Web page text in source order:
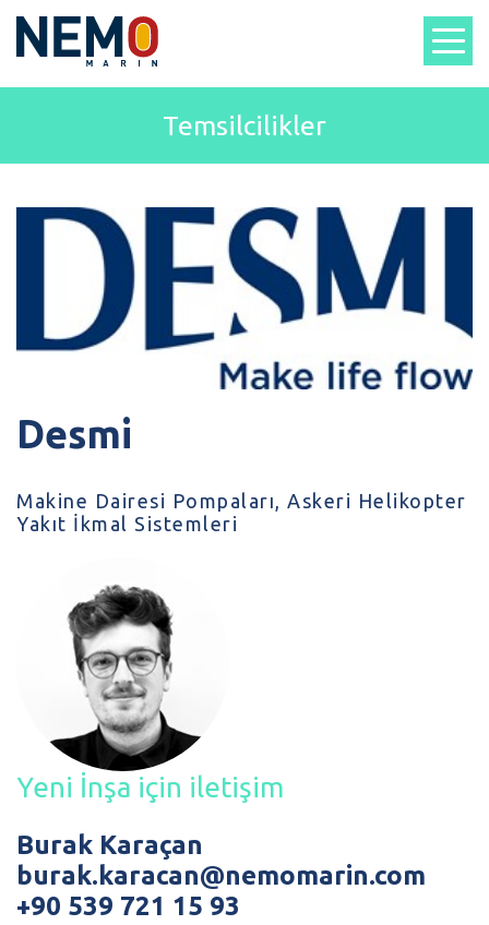
Temsilcilikler
Desmi
Makine Dairesi Pompaları, Askeri Helikopter
Yakıt İkmal Sistemleri
Yeni İnşa için iletişim
Burak Karaçan
burak.karacan@nemomarin.com
+90 539 721 15 93